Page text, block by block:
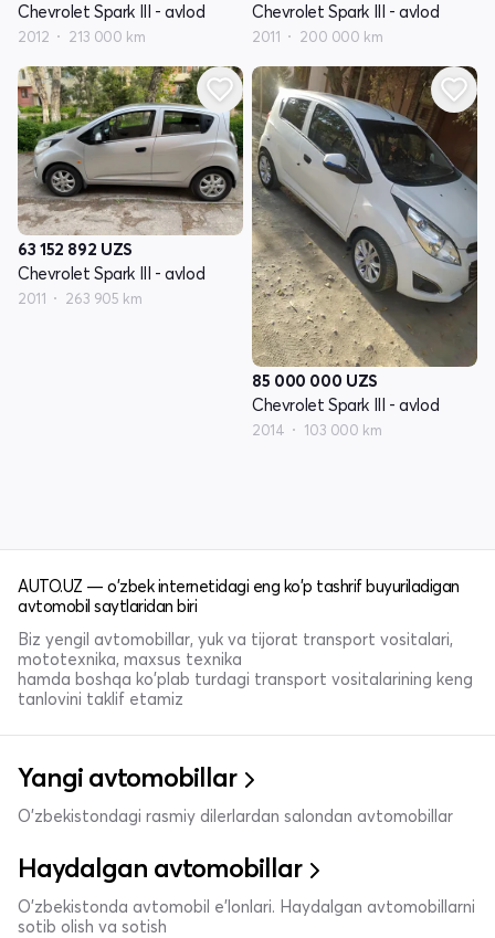
Chevrolet Spark III - avlod
2012 213 000 km
Chevrolet Spark III - avlod
2011 200 000 km
63 152 892 UZS
Chevrolet Spark III - avlod
2011 263 905 km
85 000 000 UZS
Chevrolet Spark III - avlod
2014 103 000 km
AUTO.UZ — o'zbek internetidagi eng ko'p tashrif buyuriladigan
avtomobil saytlaridan biri
Biz yengil avtomobillar, yuk va tijorat transport vositalari,
mototexnika, maxsus texnika
hamda boshqa ko'plab turdagi transport vositalarining keng
tanlovini taklif etamiz
Yangi avtomobillar
O'zbekistondagi rasmiy dilerlardan salondan avtomobillar
Haydalgan avtomobillar
O'zbekistonda avtomobil e’lonlari. Haydalgan avtomobillarni
sotib olish va sotish